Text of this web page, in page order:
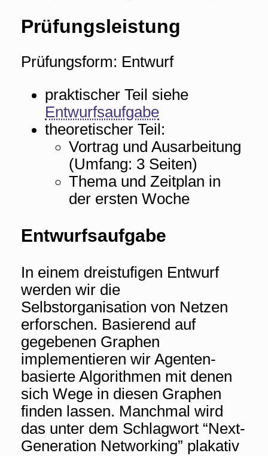
Prüfungsleistung
Prüfungsform: Entwurf
praktischer Teil siehe
Entwurfsaufgabe
theoretischer Teil:
Vortrag und Ausarbeitung
(Umfang: 3 Seiten)
Thema und Zeitplan in
der ersten Woche
Entwurfsaufgabe
In einem dreistufigen Entwurf
werden wir die
Selbstorganisation von Netzen
erforschen. Basierend auf
gegebenen Graphen
implementieren wir Agenten-
basierte Algorithmen mit denen
sich Wege in diesen Graphen
finden lassen. Manchmal wird
das unter dem Schlagwort “Next-
Generation Networking” plakativ